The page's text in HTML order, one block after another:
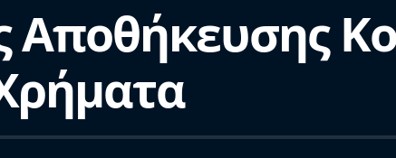
Αποθήκευσης